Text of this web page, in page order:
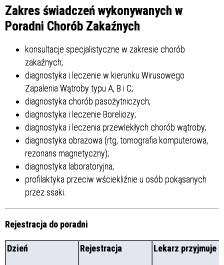
Sprawa
Personel
Zakres świadczeń wykonywanych w
Poradni Chorób Zakaźnych
konsultacje specjalistyczne w zakresie chorób
zakaźnych;
diagnostyka i leczenie w kierunku Wirusowego
Zapalenia Wątroby typu A, B i C;
diagnostyka chorób pasożytniczych;
diagnostyka i leczenie Boreliozy;
diagnostyka i leczenia przewlekłych chorób wątroby;
diagnostyka obrazowa (rtg, tomografia komputerowa,
rezonans magnetyczny);
diagnostyka laboratoryjna;
profilaktyka przeciw wściekliźnie u osób pokąsanych
przez ssaki.
Rejestracja do poradni
Dzień Rejestracja Lekarz przyjmuje